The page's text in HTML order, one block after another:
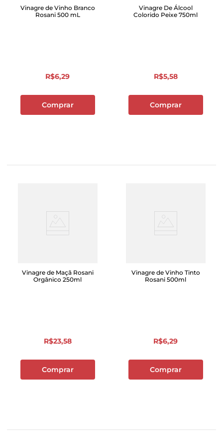
Vinagre de Vinho Branco
Rosani 500 mL
R$6,29
Comprar
Vinagre De Álcool
Colorido Peixe 750ml
R$5,58
Comprar
Vinagre de Maçã Rosani
Orgânico 250ml
R$23,58
Comprar
Vinagre de Vinho Tinto
Rosani 500ml
R$6,29
Comprar